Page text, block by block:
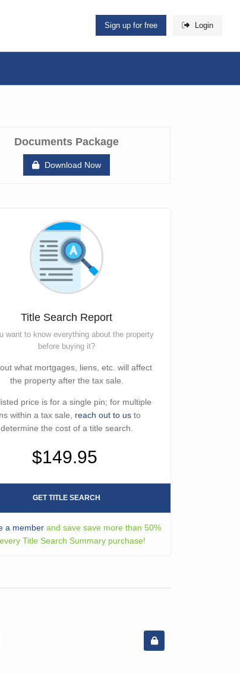
Sign up for free Login
Documents Package
Download Now
Title Search Report
want to know everything about the property
before buying it?
what mortgages, liens, etc. will affect
the property after the tax sale.
price is for a single pin; for multiple
within a tax sale, reach out to us to
determine the cost of a title search.
$149.95
GET TITLE SEARCH
a member and save save more than 50%
Title Search Summary purchase!